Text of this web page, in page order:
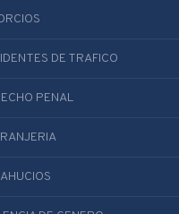
DE TRAFICO
PENAL